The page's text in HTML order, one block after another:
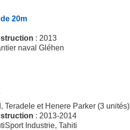
20m
: 2013
naval Gléhen
Teradele et Henere Parker (3 unités)
: 2013-2014
Industrie, Tahiti